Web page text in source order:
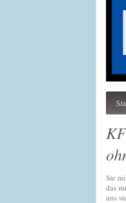
Sie
das
uns